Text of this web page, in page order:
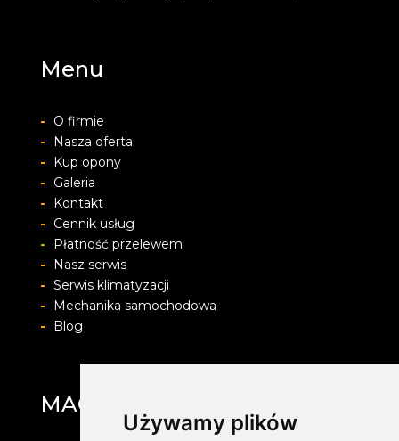
Używamy plików
Menu
-
O firmie
-
Nasza oferta
-
Kup opony
-
Galeria
-
Kontakt
-
Cennik usług
-
Płatność przelewem
-
Nasz serwis
- Serwis klimatyzacji
-
Mechanika samochodowa
-
Blog
MAG Opony